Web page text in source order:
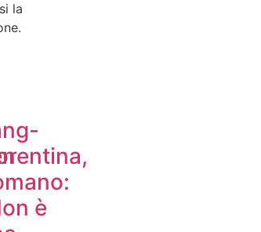
la
è